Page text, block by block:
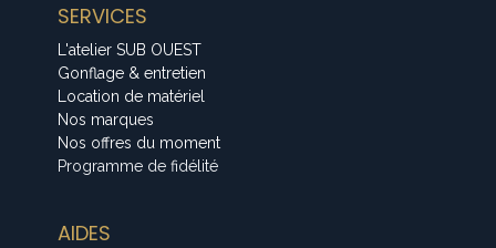
SERVICES
L'atelier SUB OUEST
Gonflage & entretien
Location de matériel
Nos marques
Nos offres du moment
Programme de fidélité
AIDES